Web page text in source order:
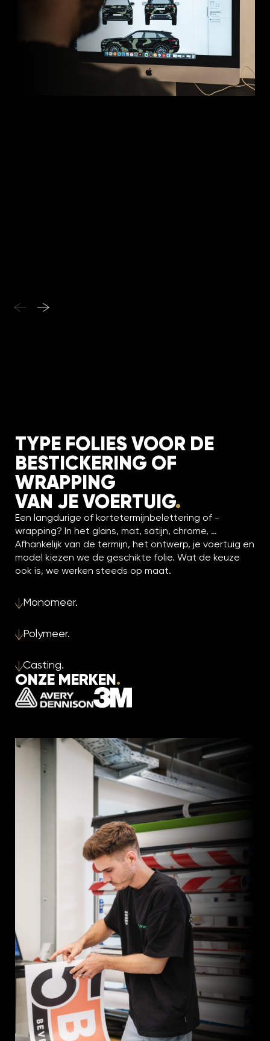
TYPE FOLIES VOOR DE
BESTICKERING OF
WRAPPING
VAN JE VOERTUIG.
Een langdurige of kortetermijnbelettering of -
wrapping? In het glans, mat, satijn, chrome, …
Afhankelijk van de termijn, het ontwerp, je voertuig en
model kiezen we de geschikte folie. Wat de keuze
ook is, we werken steeds op maat.
Monomeer.
Polymeer.
Casting.
ONZE MERKEN.